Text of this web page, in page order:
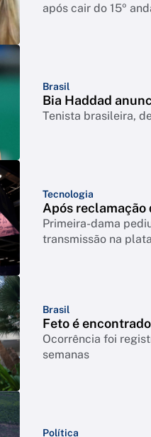
após cair do 15º
Brasil
Bia Haddad
Tenista brasileira,
Tecnologia
Após reclamação
Primeira-dama
transmissão na
Brasil
Feto é
Ocorrência foi
semanas
Política